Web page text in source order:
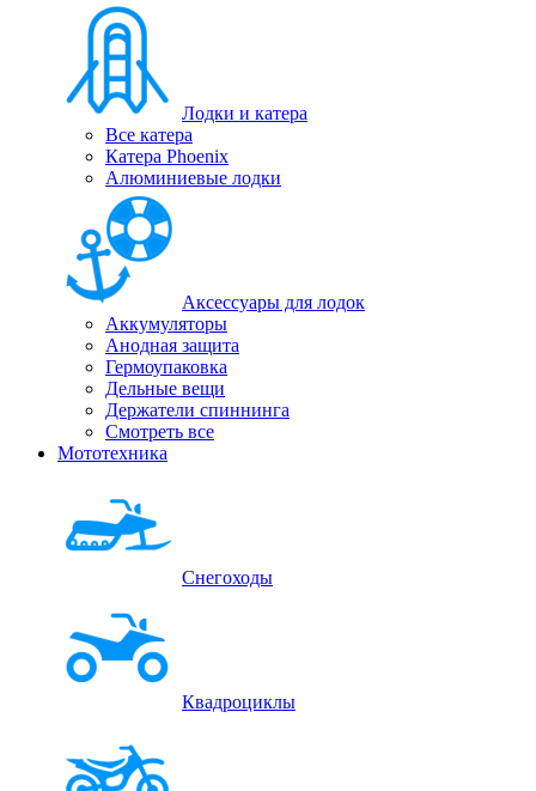
Лодки и катера
Все катера
Катера Phoenix
Алюминиевые лодки
Аксессуары для лодок
Аккумуляторы
Анодная защита
Гермоупаковка
Дельные вещи
Держатели спиннинга
Смотреть все
Мототехника
Снегоходы
Квадроциклы